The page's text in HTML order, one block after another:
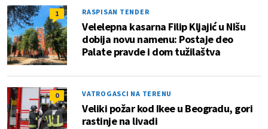
1 RASPISAN TENDER
Velelepna kasarna Filip Kljajić u NIšu
dobija novu namenu: Postaje deo
Palate pravde i dom tužilaštva
0 VATROGASCI NA TERENU
Veliki požar kod Ikee u Beogradu, gori
rastinje na livadi